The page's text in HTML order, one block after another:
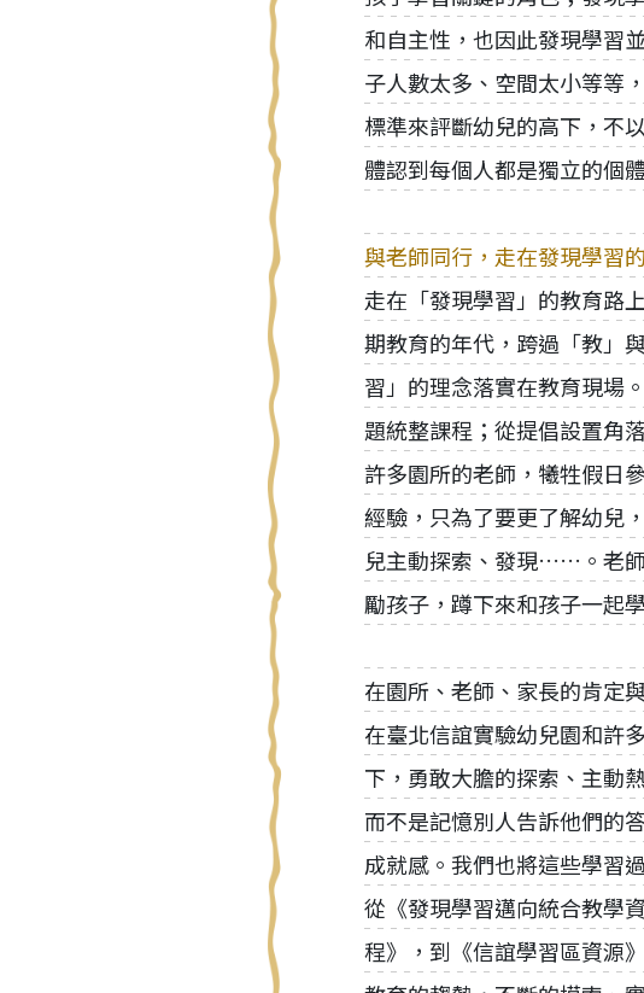
和自主性，也因此發現學習
子人數太多、空間太小等等
標準來評斷幼兒的高下，不
體認到每個人都是獨立的個
與老師同行，走在發現學習
走在「發現學習」的教育路
期教育的年代，跨過「教」
習」的理念落實在教育現場
題統整課程；從提倡設置角
許多園所的老師，犧牲假日
經驗，只為了要更了解幼兒
兒主動探索、發現……。老
勵孩子，蹲下來和孩子一起
在園所、老師、家長的肯定
在臺北信誼實驗幼兒園和許
下，勇敢大膽的探索、主動
而不是記憶別人告訴他們的
成就感。我們也將這些學習
從《發現學習邁向統合教學
程》，到《信誼學習區資源